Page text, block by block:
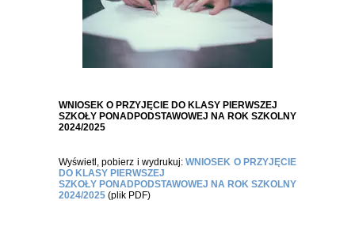
WNIOSEK O PRZYJĘCIE DO KLASY PIERWSZEJ
SZKOŁY PONADPODSTAWOWEJ NA ROK SZKOLNY
2024/2025
Wyświetl, pobierz i wydrukuj:WNIOSEK O PRZYJĘCIE
DO KLASY PIERWSZEJ
SZKOŁY PONADPODSTAWOWEJ NA ROK SZKOLNY
2024/2025 (plik PDF)